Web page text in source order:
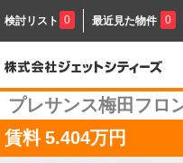
検討リスト 0 最近見た物件 0
プレサンス梅田フロ
賃料 5.404万円